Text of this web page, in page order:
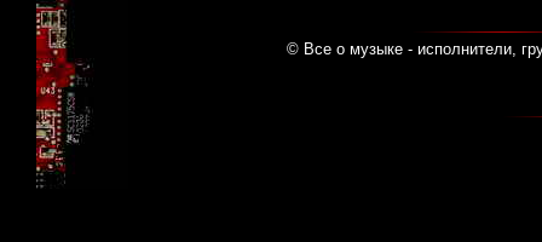
© Все о музыке - исполнители,